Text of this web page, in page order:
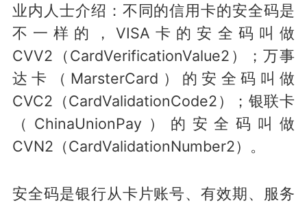
业内人士介绍：不同的信用卡的安全码是
不一样的，VISA卡的安全码叫做
CVV2（CardVerificationValue2）；万事
达卡（MarsterCard）的安全码叫做
CVC2（CardValidationCode2）；银联卡
（ChinaUnionPay）的安全码叫做
CVN2（CardValidationNumber2）。
安全码是银行从卡片账号、有效期、服务